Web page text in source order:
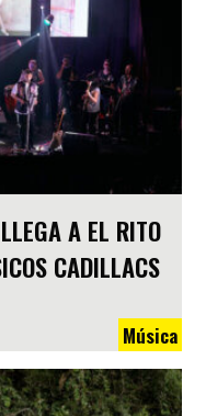
A EL RITO
CADILLACS
Música